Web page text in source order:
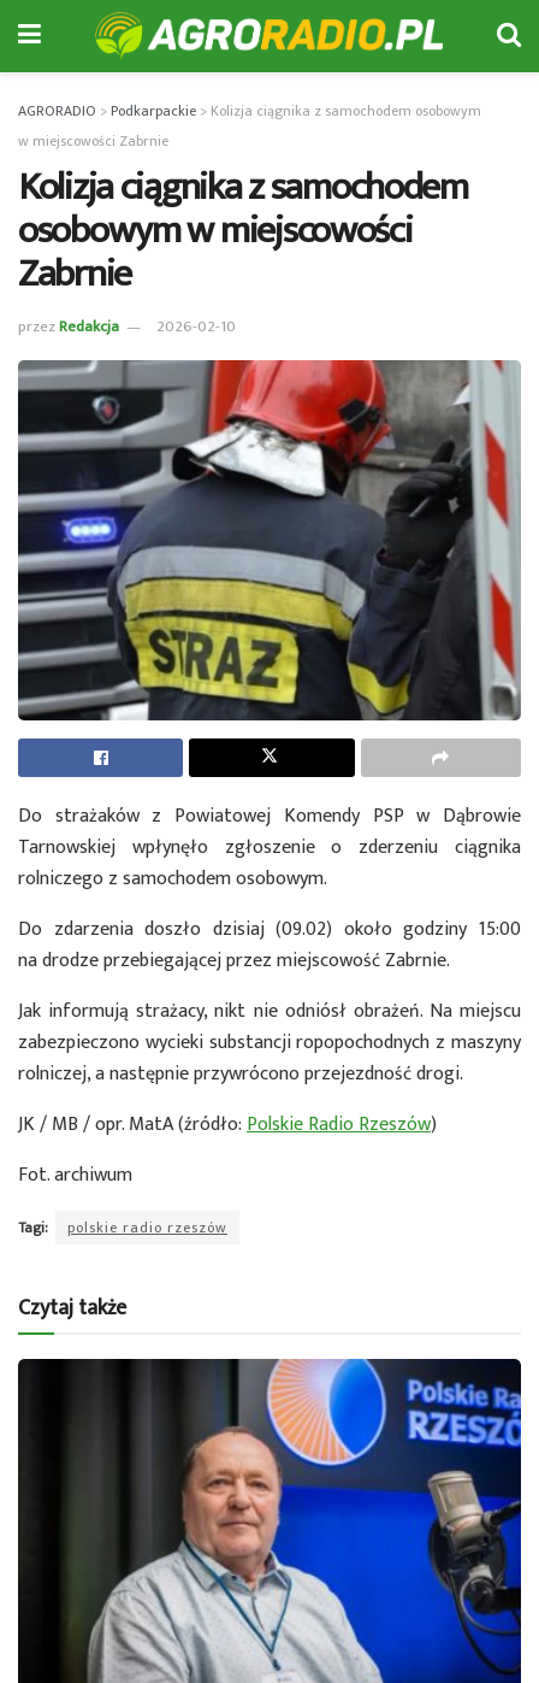
AGRORADIO >Podkarpackie > Kolizja ciągnika z samochodem osobowym
w miejscowości Zabrnie
Kolizja ciągnika z samochodem
osobowym w miejscowości
Zabrnie
przezRedakcja 2026-02-10
Do strażaków z Powiatowej Komendy PSP w Dąbrowie
Tarnowskiej wpłynęło zgłoszenie o zderzeniu ciągnika
rolniczego z samochodem osobowym.
Do zdarzenia doszło dzisiaj (09.02) około godziny 15:00
na drodze przebiegającej przez miejscowość Zabrnie.
Jak informują strażacy, nikt nie odniósł obrażeń. Na miejscu
zabezpieczono wycieki substancji ropopochodnych z maszyny
rolniczej, a następnie przywrócono przejezdność drogi.
JK / MB / opr. MatA (źródło:Polskie Radio Rzeszów)
Fot. archiwum
Tagi: polskie radio rzeszów
Czytaj także